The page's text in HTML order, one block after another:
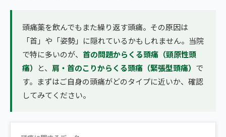
頭痛薬を飲んでもまた繰り返す頭痛。その原因は
「首」や「姿勢」に隠れているかもしれません。当院
で特に多いのが、 首の問題からくる頭痛（頸原性頭
痛）
と、 肩・首のこりからくる頭痛（緊張型頭痛） で
す。まずはご自身の頭痛がどのタイプに近いか、確認
してみてください。